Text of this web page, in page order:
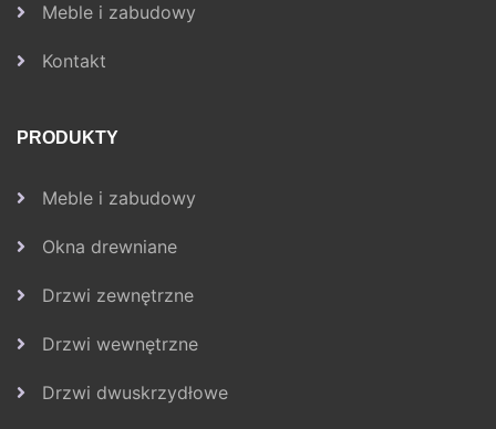
Meble i zabudowy
Kontakt
PRODUKTY
Meble i zabudowy
Okna drewniane
Drzwi zewnętrzne
Drzwi wewnętrzne
Drzwi dwuskrzydłowe